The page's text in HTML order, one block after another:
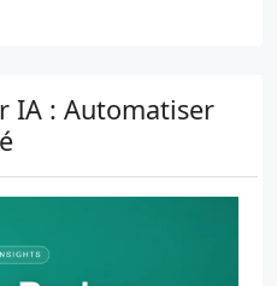
IA : Automatiser